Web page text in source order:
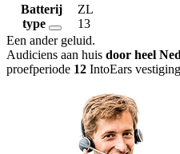
Batterij
type
ZL
13
Een ander geluid.
Audiciens aan huis door heel
proefperiode 12 IntoEars